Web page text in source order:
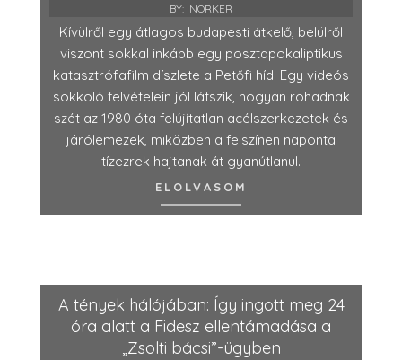
BY: NORKER
Kívülről egy átlagos budapesti átkelő, belülről
viszont sokkal inkább egy posztapokaliptikus
katasztrófafilm díszlete a Petőfi híd. Egy videós
sokkoló felvételein jól látszik, hogyan rohadnak
szét az 1980 óta felújítatlan acélszerkezetek és
járólemezek, miközben a felszínen naponta
tízezrek hajtanak át gyanútlanul.
ELOLVASOM
A tények hálójában: Így ingott meg 24
óra alatt a Fidesz ellentámadása a
„Zsolti bácsi”-ügyben